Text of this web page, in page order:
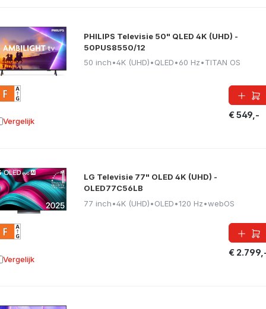
PHILIPS Televisie 50" QLED 4K (UHD) -
50PUS8550/12
50 inch•4K (UHD)•QLED•60 Hz•TITAN OS
€ 549,-
Vergelijk aan vergelijking
LG Televisie 77" OLED 4K (UHD) -
OLED77C56LB
77 inch•4K (UHD)•OLED•120 Hz•webOS
€
Vergelijk aan vergelijking